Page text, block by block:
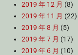
2019 年 12 月 (8)
2019 年 11 月 (22)
2019 年 8 月 (5)
2019 年 7 月 (17)
2019 年 6 月 (10)